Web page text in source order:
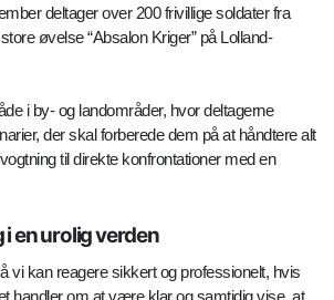
deltager over 200 frivillige soldater fra
øvelse “Absalon Kriger” på Lolland-
i by- og landområder, hvor deltagerne
der skal forberede dem på at håndtere alt
til direkte konfrontationer med en
en urolig verden
vi kan reagere sikkert og professionelt, hvis
handler om at være klar og samtidig vise, at